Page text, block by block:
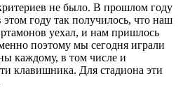
не было. В прошлом году
году так получилось, что наш
уехал, и нам пришлось
поэтому мы сегодня играли
каждому, в том числе и
клавишника. Для стадиона эти